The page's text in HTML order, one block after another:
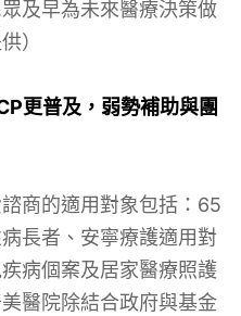
及早為未來醫療決策做
）
更普及，弱勢補助與團
商的適用對象包括：65
長者、安寧療護適用對
病個案及居家醫療照護
醫院除結合政府與基金